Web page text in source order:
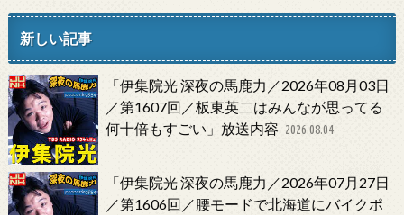
新しい記事
「伊集院光 深夜の馬鹿力／2026年08月03日
／第1607回／板東英二はみんなが思ってる
何十倍もすごい」放送内容 2026.08.04
「伊集院光 深夜の馬鹿力／2026年07月27日
／第1606回／腰モードで北海道にバイクポ